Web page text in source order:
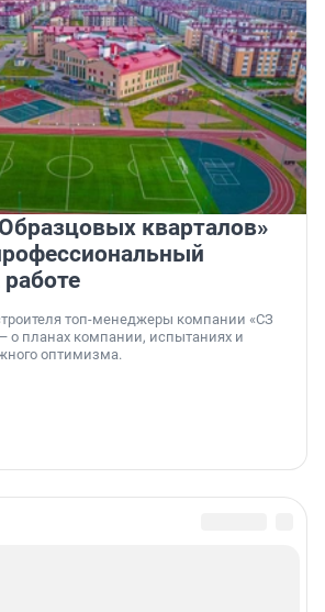
кварталов»
топ-менеджеры компании «СЗ
о планах компании, испытаниях и
оптимизма.